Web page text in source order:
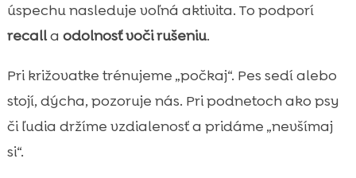
úspechu nasleduje voľná aktivita. To podporí
recalla odolnosť voči rušeniu.
Pri križovatke trénujeme „počkaj“. Pes sedí alebo
stojí, dýcha, pozoruje nás. Pri podnetoch ako psy
či ľudia držíme vzdialenosť a pridáme „nevšímaj
si“.